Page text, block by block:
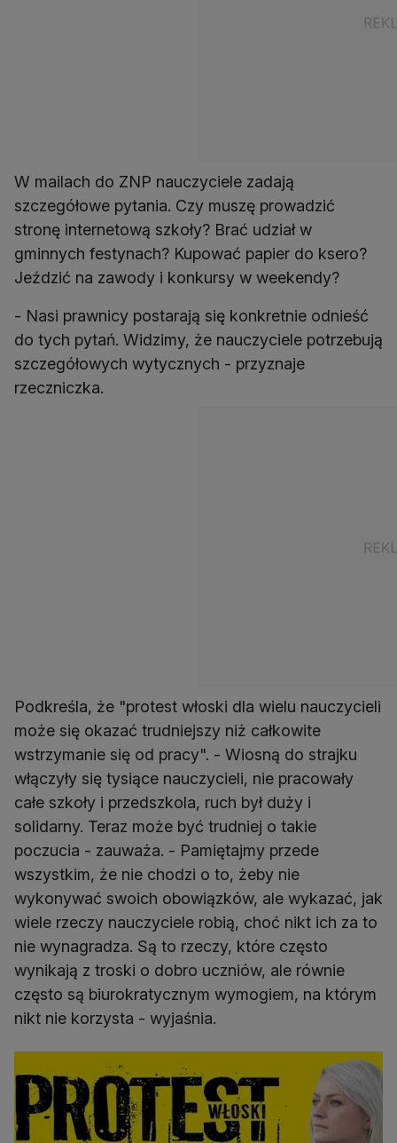
W mailach do ZNP nauczyciele zadają
szczegółowe pytania. Czy muszę prowadzić
stronę internetową szkoły? Brać udział w
gminnych festynach? Kupować papier do ksero?
Jeździć na zawody i konkursy w weekendy?
- Nasi prawnicy postarają się konkretnie odnieść
do tych pytań. Widzimy, że nauczyciele potrzebują
szczegółowych wytycznych - przyznaje
rzeczniczka.
Podkreśla, że "protest włoski dla wielu nauczycieli
może się okazać trudniejszy niż całkowite
wstrzymanie się od pracy". - Wiosną do strajku
włączyły się tysiące nauczycieli, nie pracowały
całe szkoły i przedszkola, ruch był duży i
solidarny. Teraz może być trudniej o takie
poczucia - zauważa. - Pamiętajmy przede
wszystkim, że nie chodzi o to, żeby nie
wykonywać swoich obowiązków, ale wykazać, jak
wiele rzeczy nauczyciele robią, choć nikt ich za to
nie wynagradza. Są to rzeczy, które często
wynikają z troski o dobro uczniów, ale równie
często są biurokratycznym wymogiem, na którym
nikt nie korzysta - wyjaśnia.